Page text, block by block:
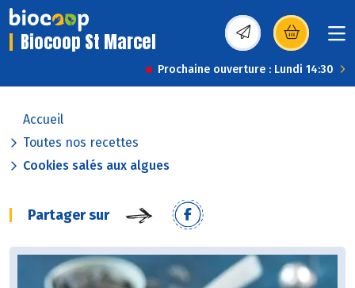
Biocoop St Marcel (s’ouvre dans une
Prochaine ouverture : Lundi 14:30
Accueil
Toutes nos recettes
Cookies salés aux algues
Partager sur